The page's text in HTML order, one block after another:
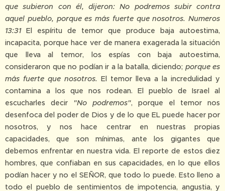
que subieron con él, dijeron: No podremos subir contra
aquel pueblo, porque es más fuerte que nosotros. Numeros
13:31El espíritu de temor que produce baja autoestima,
incapacita, porque hace ver de manera exagerada la situación
que lleva al temor, los espías con baja autoestima,
consideraron que no podían ir a la batalla, diciendo; porque es
más fuerte que nosotros. El temor lleva a la incredulidad y
contamina a los que nos rodean. El pueblo de Israel al
escucharles decir
"No podremos", porque el temor nos
desenfoca del poder de Dios y de lo que EL puede hacer por
nosotros, y nos hace centrar en nuestras propias
capacidades, que son mínimas, ante los gigantes que
debemos enfrentar en nuestra vida. El reporte de estos diez
hombres, que confiaban en sus capacidades, en lo que ellos
podían hacer y no el SEÑOR, que todo lo puede. Esto lleno a
todo el pueblo de sentimientos de impotencia, angustia, y